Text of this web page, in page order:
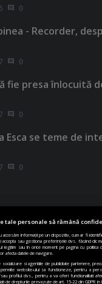
0
- Recorder,
0
fie presa înlocuită
0
Esca se teme de
0
DE COLECTARE
JOBURI CONTACT
tale personale să rămână
accesăm informații pe un dispozitiv, cum ar fi
accepta sau gestiona preferințele dvs. făcând clic
legitim sau în orice moment pe pagina cu
afecta datele de navigare.
si agentiile de publicitate partenere,
website-ului sa functioneze, pentru a
profilul dvs., pentru a va oferi functionalitati
de drepturile prevazute de art. 15-22 din GDPR